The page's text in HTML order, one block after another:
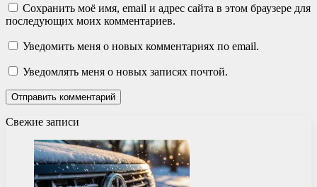
Сохранить моё имя, email и адрес сайта в этом браузере для
последующих моих комментариев.
Уведомить меня о новых комментариях по email.
Уведомлять меня о новых записях почтой.
Свежие записи